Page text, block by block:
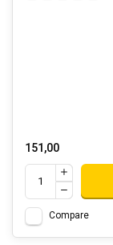
151,00
Compare